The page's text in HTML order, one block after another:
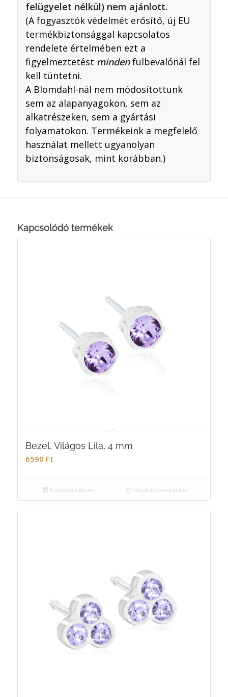
felügyelet nélkül) nem ajánlott.
(A fogyasztók védelmét erősítő, új EU
termékbiztonsággal kapcsolatos
rendelete értelmében ezt a
figyelmeztetést mindenfülbevalónál fel
kell tüntetni.
A Blomdahl-nál nem módosítottunk
sem az alapanyagokon, sem az
alkatrészeken, sem a gyártási
folyamatokon. Termékeink a megfelelő
használat mellett ugyanolyan
biztonságosak, mint korábban.)
Kapcsolódó termékek
Bezel, Világos Lila, 4 mm
6590 Ft
Kosárba rakom Részletek mutatása